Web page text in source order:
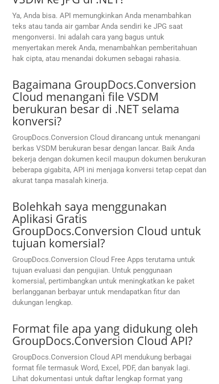
Ya, Anda bisa. API memungkinkan Anda menambahkan
teks atau tanda air gambar Anda sendiri ke JPG saat
mengonversi. Ini adalah cara yang bagus untuk
menyertakan merek Anda, menambahkan pemberitahuan
hak cipta, atau menandai dokumen sebagai rahasia.
Bagaimana GroupDocs.Conversion
Cloud menangani file VSDM
berukuran besar di .NET selama
konversi?
GroupDocs.Conversion Cloud dirancang untuk menangani
berkas VSDM berukuran besar dengan lancar. Baik Anda
bekerja dengan dokumen kecil maupun dokumen berukuran
beberapa gigabita, API ini menjaga konversi tetap cepat dan
akurat tanpa masalah kinerja.
Bolehkah saya menggunakan
Aplikasi Gratis
GroupDocs.Conversion Cloud untuk
tujuan komersial?
GroupDocs.Conversion Cloud Free Apps terutama untuk
tujuan evaluasi dan pengujian. Untuk penggunaan
komersial, pertimbangkan untuk meningkatkan ke paket
berlangganan berbayar untuk mendapatkan fitur dan
dukungan lengkap.
Format file apa yang didukung oleh
GroupDocs.Conversion Cloud API?
GroupDocs.Conversion Cloud API mendukung berbagai
format file termasuk Word, Excel, PDF, dan banyak lagi.
Lihat dokumentasi untuk daftar lengkap format yang